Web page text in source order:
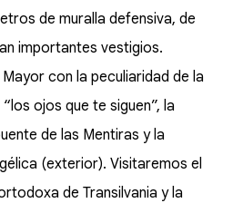
de muralla defensiva, de
importantes vestigios.
con la peculiaridad de la
ojos que te siguen”, la
de las Mentiras y la
(exterior). Visitaremos el
de Transilvania y la